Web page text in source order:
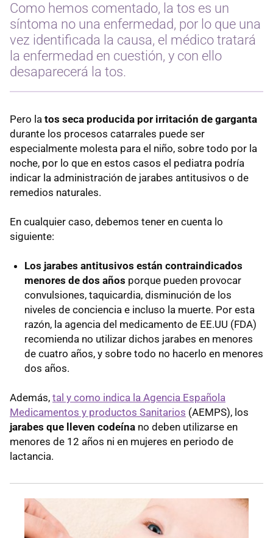
Como hemos comentado, la tos es un
síntoma no una enfermedad, por lo que una
vez identificada la causa, el médico tratará
la enfermedad en cuestión, y con ello
desaparecerá la tos.
Pero la tos seca producida por irritación de garganta
durante los procesos catarrales puede ser
especialmente molesta para el niño, sobre todo por la
noche, por lo que en estos casos el pediatra podría
indicar la administración de jarabes antitusivos o de
remedios naturales.
En cualquier caso, debemos tener en cuenta lo
siguiente:
Los jarabes antitusivos están contraindicados
menores de dos años porque pueden provocar
convulsiones, taquicardia, disminución de los
niveles de conciencia e incluso la muerte. Por esta
razón, la agencia del medicamento de EE.UU (FDA)
recomienda no utilizar dichos jarabes en menores
de cuatro años, y sobre todo no hacerlo en menores
dos años.
Además, tal y como indica la Agencia Española
Medicamentos y productos Sanitarios (AEMPS), los
jarabes que lleven codeína no deben utilizarse en
menores de 12 años ni en mujeres en periodo de
lactancia.